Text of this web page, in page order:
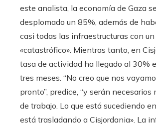
este analista, la economía de Gaza
desplomado un 85%, además de
casi todas las infraestructuras con
«catastrófico». Mientras tanto, en
tasa de actividad ha llegado al 30%
tres meses. “No creo que nos
pronto”, predice, “y serán necesarios
de trabajo. Lo que está sucediendo
está trasladando a Cisjordania». La